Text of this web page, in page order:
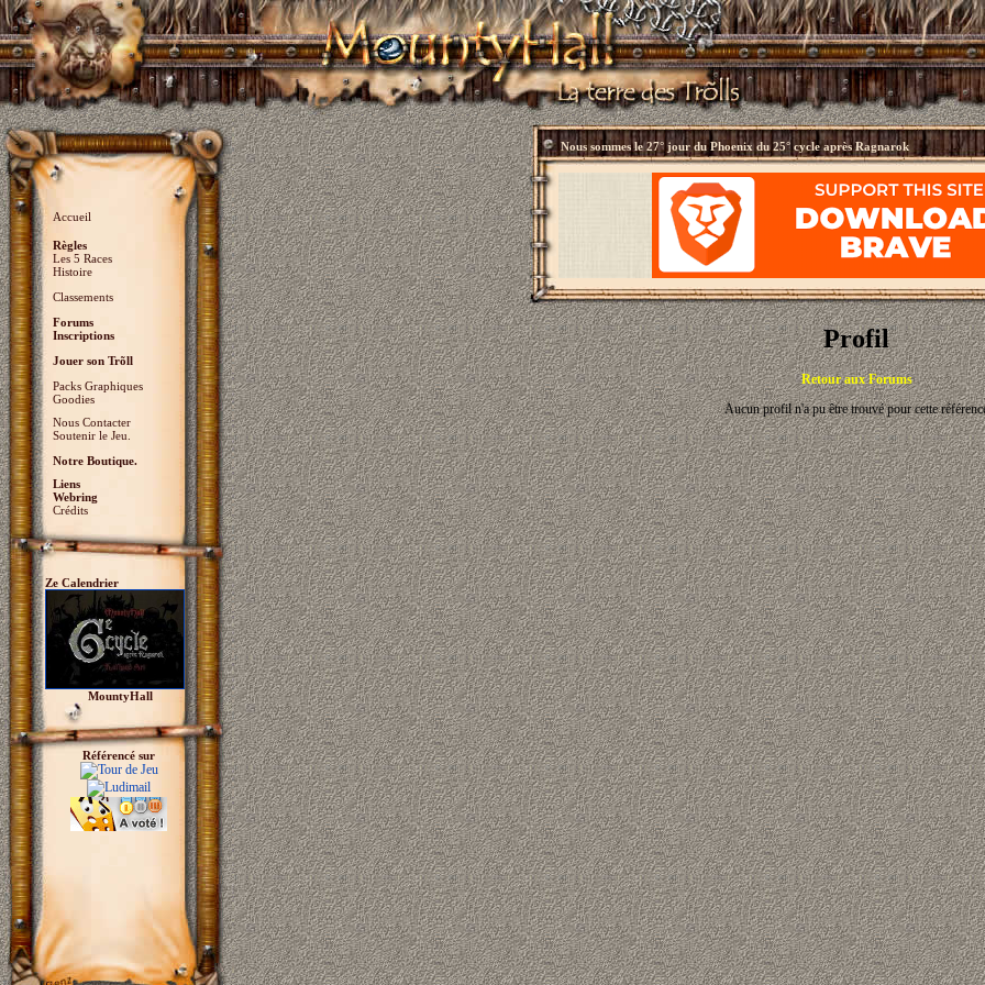
Accueil
Règles
Les 5 Races
Histoire
Classements
Forums
Inscriptions
Jouer son Trõll
Packs Graphiques
Goodies
Nous Contacter
Soutenir le Jeu.
Notre Boutique.
Liens
Webring
Crédits
Ze Calendrier
MountyHall
Référencé sur
Nous sommes le27° jour du Phoenix du 25° cycle après Ragnarok
Profil
Retour aux Forums
Aucun profil n'a pu être trouvé pour cette